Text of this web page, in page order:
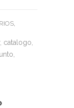
, catalogo